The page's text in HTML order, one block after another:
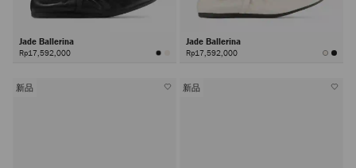
Jade Ballerina
Rp17,592,000
Jade Ballerina
Rp17,592,000
新品 新品